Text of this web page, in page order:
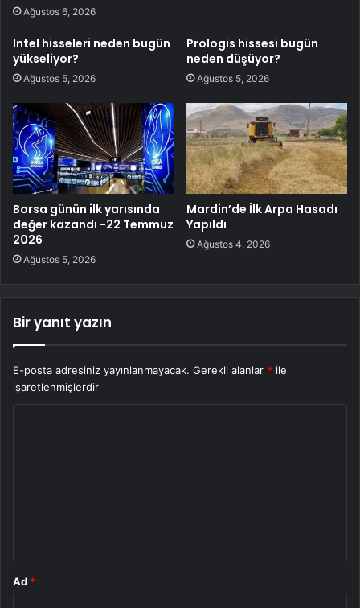
Ağustos 6, 2026
Intel hisseleri neden bugün
yükseliyor?
Ağustos 5, 2026
Prologis hissesi bugün
neden düşüyor?
Ağustos 5, 2026
Borsa günün ilk yarısında
değer kazandı -22 Temmuz
2026
Ağustos 5, 2026
Mardin’de İlk Arpa Hasadı
Yapıldı
Ağustos 4, 2026
Bir yanıt yazın
E-posta adresiniz yayınlanmayacak. Gerekli alanlar * ile
işaretlenmişlerdir
Ad *